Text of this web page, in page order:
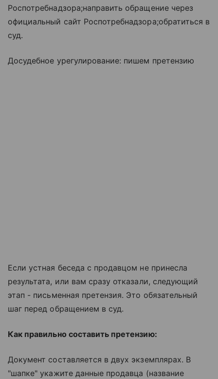
Роспотребнадзора;направить обращение через
официальный сайт Роспотребнадзора;обратиться в
суд.
Досудебное урегулирование: пишем претензию
Если устная беседа с продавцом не принесла
результата, или вам сразу отказали, следующий
этап - письменная претензия. Это обязательный
шаг перед обращением в суд.
Как правильно составить претензию:
Документ составляется в двух экземплярах. В
"шапке" укажите данные продавца (название